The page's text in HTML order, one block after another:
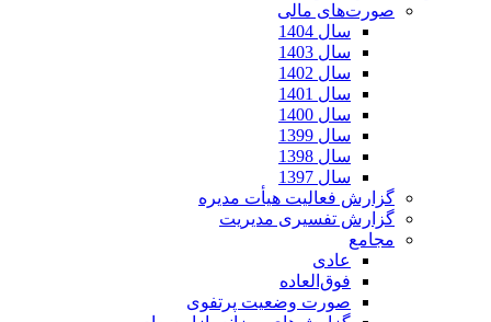
صورت‌های مالی
سال 1404
سال 1403
سال 1402
سال 1401
سال 1400
سال 1399
سال 1398
سال 1397
گزارش فعالیت هیأت مدیره
گزارش تفسیری مدیریت
مجامع
عادی
فوق‌العاده
صورت وضعیت پرتفوی